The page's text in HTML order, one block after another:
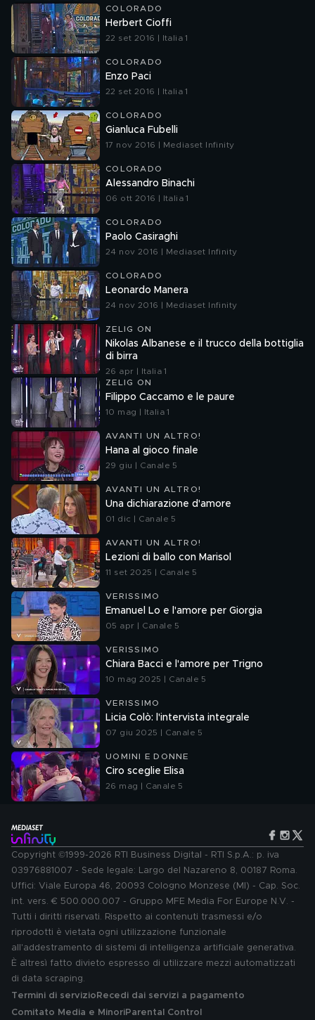
COLORADO
Herbert Cioffi
22 set 2016 | Italia 1
COLORADO
Enzo Paci
22 set 2016 | Italia 1
COLORADO
Gianluca Fubelli
17 nov 2016 | Mediaset Infinity
COLORADO
Alessandro Binachi
06 ott 2016 | Italia 1
COLORADO
Paolo Casiraghi
24 nov 2016 | Mediaset Infinity
COLORADO
Leonardo Manera
24 nov 2016 | Mediaset Infinity
ZELIG ON
Nikolas Albanese e il trucco della bottiglia
di birra
26 apr | Italia 1
ZELIG ON
Filippo Caccamo e le paure
10 mag | Italia 1
AVANTI UN ALTRO!
Hana al gioco finale
29 giu | Canale 5
AVANTI UN ALTRO!
Una dichiarazione d'amore
01 dic | Canale 5
AVANTI UN ALTRO!
Lezioni di ballo con Marisol
11 set 2025 | Canale 5
VERISSIMO
Emanuel Lo e l'amore per Giorgia
05 apr | Canale 5
VERISSIMO
Chiara Bacci e l'amore per Trigno
10 mag 2025 | Canale 5
VERISSIMO
Licia Colò: l'intervista integrale
07 giu 2025 | Canale 5
UOMINI E DONNE
Ciro sceglie Elisa
26 mag | Canale 5
Copyright ©1999-2026 RTI Business Digital - RTI S.p.A.: p. iva
03976881007 - Sede legale: Largo del Nazareno 8, 00187 Roma.
Uffici: Viale Europa 46, 20093 Cologno Monzese (MI) - Cap. Soc.
int. vers. € 500.000.007 - Gruppo MFE Media For Europe N.V. -
Tutti i diritti riservati. Rispetto ai contenuti trasmessi e/o
riprodotti è vietata ogni utilizzazione funzionale
all'addestramento di sistemi di intelligenza artificiale generativa.
È altresì fatto divieto espresso di utilizzare mezzi automatizzati
di data scraping.
Termini di servizio Recedi dai servizi a pagamento
Comitato Media e MinoriParental Control